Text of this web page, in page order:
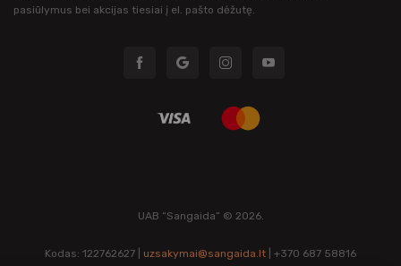
pasiūlymus bei akcijas tiesiai į el. pašto dėžutę.
UAB “Sangaida” © 2026.
Kodas: 122762627 | uzsakymai@sangaida.lt | +370 687 58816